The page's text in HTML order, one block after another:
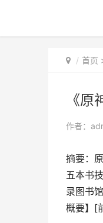
首页
《
作者：
摘要：
五本书
录图书
概要】[